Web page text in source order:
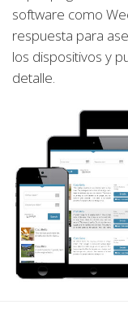
respuesta para
los dispositivos y
detalle.